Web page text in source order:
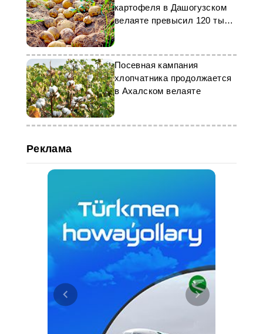
картофеля в Дашогузском
велаяте превысил 120 тыс.
тонн
Посевная кампания
хлопчатника продолжается
в Ахалском велаяте
Реклама